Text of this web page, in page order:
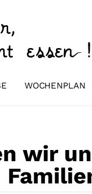
WOCHENPLAN
wir